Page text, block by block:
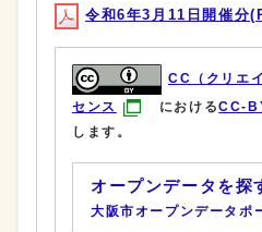
令和6年3月11日開催分
CC（クリエ
センス
におけるCC-
します。
オープンデータを探
大阪市オープンデータポ